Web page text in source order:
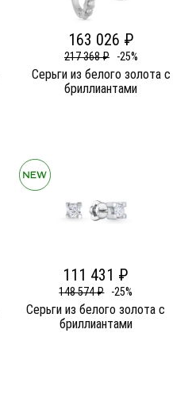
163 026 ₽
217 368 ₽ -25%
Серьги из белого золота c
бриллиантами
111 431 ₽
148 574 ₽ -25%
Серьги из белого золота c
бриллиантами